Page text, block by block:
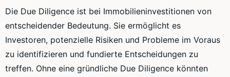
Die Due Diligence ist bei Immobilieninvestitionen von
entscheidender Bedeutung. Sie ermöglicht es
Investoren, potenzielle Risiken und Probleme im Voraus
zu identifizieren und fundierte Entscheidungen zu
treffen. Ohne eine gründliche Due Diligence könnten